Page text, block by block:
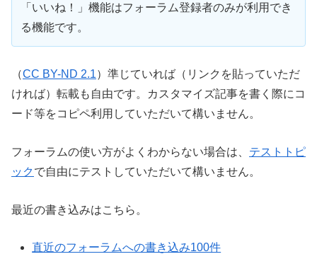
「いいね！」機能はフォーラム登録者のみが利用でき
る機能です。
（CC BY-ND 2.1）準じていれば（リンクを貼っていただ
ければ）転載も自由です。カスタマイズ記事を書く際にコ
ード等をコピペ利用していただいて構いません。
フォーラムの使い方がよくわからない場合は、 テストトピ
ックで自由にテストしていただいて構いません。
最近の書き込みはこちら。
直近のフォーラムへの書き込み100件